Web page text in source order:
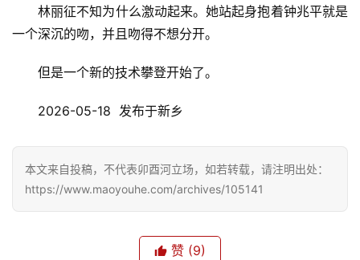
林丽征不知为什么激动起来。她站起身抱着钟兆平就是
一个深沉的吻，并且吻得不想分开。
但是一个新的技术攀登开始了。
2026-05-18  发布于新乡
本文来自投稿，不代表卯酉河立场，如若转载，请注明出处：
https://www.maoyouhe.com/archives/105141
赞 (9)